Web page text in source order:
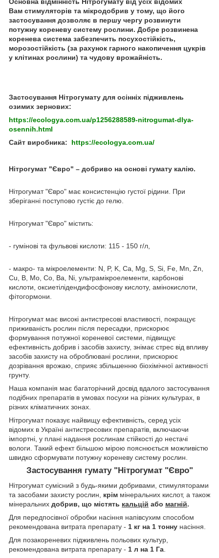
Основна відмінність Нітрогумату від усіх відомих
Вам стимуляторів та мікродобрив у тому, що його
застосування дозволяє в першу чергу розвинути
потужну кореневу систему рослини. Добре розвинена
коренева система забезпечить посухостійкість,
морозостійкість (за рахунок гарного накопичення цукрів
у клітинах рослини) та чудову врожайність.
Застосування Нітрогумату для осінніх підживлень
озимих зернових:
https://ecologya.com.ua/p1256288589-nitrogumat-dlya-
osennih.html
Сайт виробника: https://ecologya.com.ua/
Нітрогумат "Євро" – добриво на основі гумату калію.
Нітрогумат "Євро" має консистенцію густої рідини. При
зберіганні поступово густіє до гелю.
Нітрогумат "Євро" містить:
- гумінові та фульвові кислоти: 115 - 150 г/л,
- макро- та мікроелементи: N, P, K, Ca, Mg, S, Si, Fe, Mn, Zn,
Cu, B, Mo, Co, Ba, Ni, ультрамікроелементи, карбонові
кислоти, оксиетілідендифосфонову кислоту, амінокислоти,
фітогормони.
Нітрогумат має високі антистресові властивості, покращує
приживаність рослин після пересадки, прискорює
формування потужної кореневої системи, підвищує
ефективність добрив і засобів захисту, знімає стрес від впливу
засобів захисту на оброблювані рослини, прискорює
дозрівання врожаю, сприяє збільшенню біохімічної активності
грунту.
Наша компанія має багаторічний досвід вдалого застосування
подібних препаратів в умовах посухи на різних культурах, в
різних кліматичних зонах.
Нітрогумат показує найвищу ефективність, серед усіх
відомих в Україні антистресових препаратів, включаючи
імпортні, у плані надання рослинам стійкості до нестачі
вологи. Такий ефект більшою мірою пояснюється можливістю
швидко сформувати потужну кореневу систему рослин.
Застосування гумату "Нітрогумат "Євро"
Нітрогумат сумісний з будь-якими добривами, стимуляторами
та засобами захисту рослин, крім мінеральних кислот, а також
мінеральних добрив, що містять кальцій або магній.
Для передпосівної обробки насіння напівсухим способом
рекомендована витрата препарату - 1 кг на 1 тонну насіння.
Для позакореневих підживлень польових культур,
рекомендована витрата препарату - 1 л на 1 Га